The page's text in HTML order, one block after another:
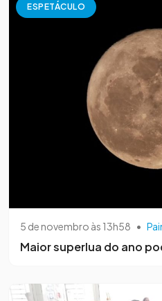
ESPETÁCULO
5 de novembro às 13h58 •
Maior superlua do ano